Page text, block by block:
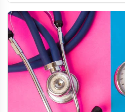
造成健康危害。